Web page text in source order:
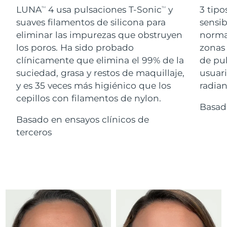
LUNATM 4 usa pulsaciones T-SonicTM
y
suaves filamentos de silicona para
eliminar las impurezas que obstruyen
los poros. Ha sido probado
clínicamente que elimina el 99% de la
suciedad, grasa y restos de maquillaje,
y es 35 veces más higiénico que los
cepillos con filamentos de nylon.
Basado en ensayos clínicos de
terceros
3
de
For healthy hair
18% PAP
Cosméticos Hombres
Comprar todo
FOREO APP
Israel Entrega prevista 8/13/26
Italia Entrega prevista 8/9/26
Japón Entrega prevista 8/12/26
Jersey Entrega prevista 8/14/26
8/11/26
Kuwait
Lituania Entrega prevista8/9/26